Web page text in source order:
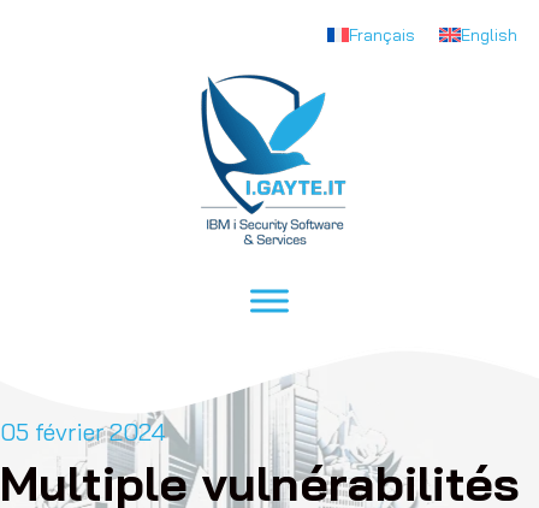
Français English
05 février 2024
Multiple vulnérabilités